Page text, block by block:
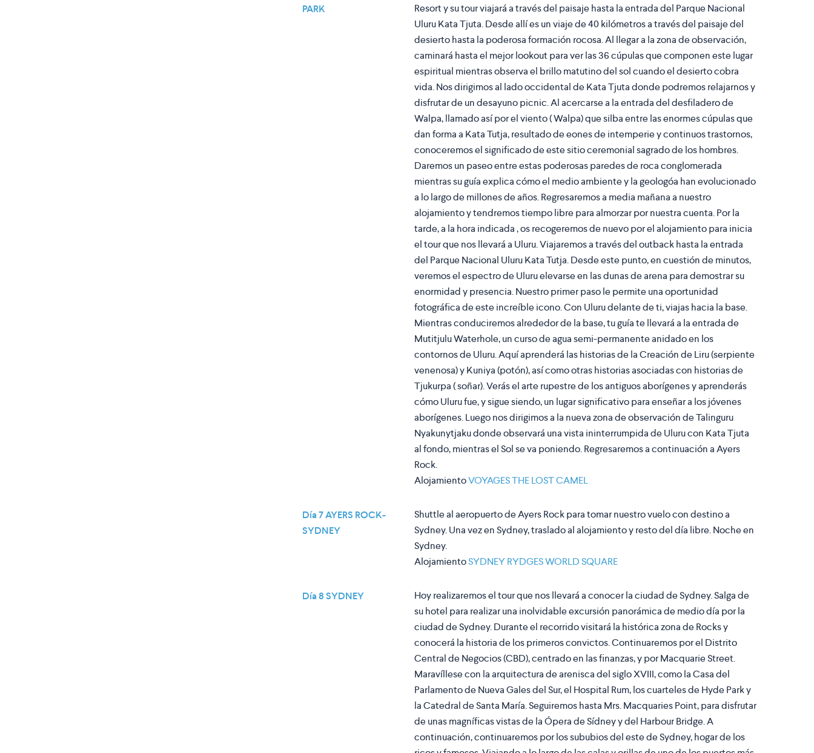
PARK
Resort y su tour viajará a través del paisaje hasta la entrada del Parque Nacional
Uluru Kata Tjuta. Desde allí es un viaje de 40 kilómetros a través del paisaje del
desierto hasta la poderosa formación rocosa. Al llegar a la zona de observación,
caminará hasta el mejor lookout para ver las 36 cúpulas que componen este lugar
espiritual mientras observa el brillo matutino del sol cuando el desierto cobra
vida. Nos dirigimos al lado occidental de Kata Tjuta donde podremos relajarnos y
disfrutar de un desayuno picnic. Al acercarse a la entrada del desfiladero de
Walpa, llamado así por el viento ( Walpa) que silba entre las enormes cúpulas que
dan forma a Kata Tutja, resultado de eones de intemperie y continuos trastornos,
conoceremos el significado de este sitio ceremonial sagrado de los hombres.
Daremos un paseo entre estas poderosas paredes de roca conglomerada
mientras su guía explica cómo el medio ambiente y la geologóa han evolucionado
a lo largo de millones de años. Regresaremos a media mañana a nuestro
alojamiento y tendremos tiempo libre para almorzar por nuestra cuenta. Por la
tarde, a la hora indicada , os recogeremos de nuevo por el alojamiento para inicia
el tour que nos llevará a Uluru. Viajaremos a través del outback hasta la entrada
del Parque Nacional Uluru Kata Tutja. Desde este punto, en cuestión de minutos,
veremos el espectro de Uluru elevarse en las dunas de arena para demostrar su
enormidad y presencia. Nuestro primer paso le permite una oportunidad
fotográfica de este increíble icono. Con Uluru delante de ti, viajas hacia la base.
Mientras conduciremos alrededor de la base, tu guía te llevará a la entrada de
Mutitjulu Waterhole, un curso de agua semi-permanente anidado en los
contornos de Uluru. Aquí aprenderá las historias de la Creación de Liru (serpiente
venenosa) y Kuniya (potón), así como otras historias asociadas con historias de
Tjukurpa ( soñar). Verás el arte rupestre de los antiguos aborígenes y aprenderás
cómo Uluru fue, y sigue siendo, un lugar significativo para enseñar a los jóvenes
aborígenes. Luego nos dirigimos a la nueva zona de observación de Talinguru
Nyakunytjaku donde observará una vista ininterrumpida de Uluru con Kata Tjuta
al fondo, mientras el Sol se va poniendo. Regresaremos a continuación a Ayers
Rock.
AlojamientoVOYAGES THE LOST CAMEL
Día 7 AYERS ROCK-
SYDNEY
Shuttle al aeropuerto de Ayers Rock para tomar nuestro vuelo con destino a
Sydney. Una vez en Sydney, traslado al alojamiento y resto del día libre. Noche en
Sydney.
AlojamientoSYDNEY RYDGES WORLD SQUARE
Día 8 SYDNEY Hoy realizaremos el tour que nos llevará a conocer la ciudad deSydney. Salga de
su hotel para realizar una inolvidable excursión panorámica de medio día por la
ciudad de Sydney. Durante el recorrido visitará la histórica zona de Rocks y
conocerá la historia de los primeros convictos. Continuaremos por el Distrito
Central de Negocios (CBD), centrado en las finanzas, y por Macquarie Street.
Maravíllese con la arquitectura de arenisca del siglo XVIII, como la Casa del
Parlamento de Nueva Gales del Sur, el Hospital Rum, los cuarteles de Hyde Park y
la Catedral de Santa María. Seguiremos hasta Mrs. Macquaries Point, para disfrutar
de unas magníficas vistas de la Ópera de Sídney y del Harbour Bridge. A
continuación, continuaremos por los sububios del este de Sydney, hogar de los